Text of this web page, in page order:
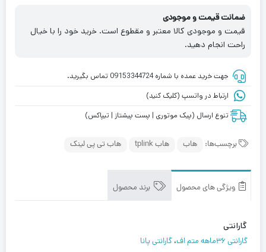
ضمانت قیمت و موجودی
قیمت و موجودی کالا معتبر و مقطوع است. خرید خود را با خیال
راحت انجام دهید.
جهت خرید عمده با شماره 09153344724 تماس بگیرید.
ارتباط در واتسپ (کلیک کنید)
تنوع ارسال (پیک موتوری | پست پیشتاز | تیپاکس)
برچسب‌ها: هاب هاب tplink هاب تی پی لینک
ویژگی های محصول برند محصول
گارانتی
گارانتی 36ماهه متم اف ،گارانتی پانا